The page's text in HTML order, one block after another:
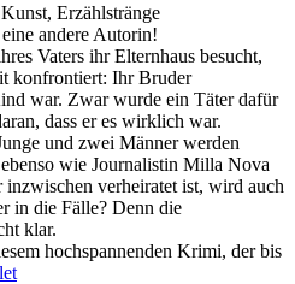
Vermissten
Erzählstränge
andere Autorin!
Vaters ihr Elternhaus besucht,
konfrontiert: Ihr Bruder
war. Zwar wurde ein Täter dafür
dass er es wirklich war.
und zwei Männer werden
wie Journalistin Milla Nova
verheiratet ist, wird auch
in die Fälle? Denn die
klar.
hochspannenden Krimi, der bis